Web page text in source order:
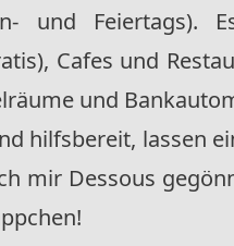
und Feiertags).
Cafes und
und
hilfsbereit, lassen
mir Dessous